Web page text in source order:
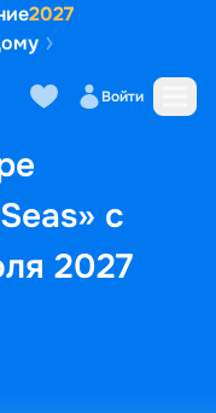
2027
Войти
с
2027
Маршрут и